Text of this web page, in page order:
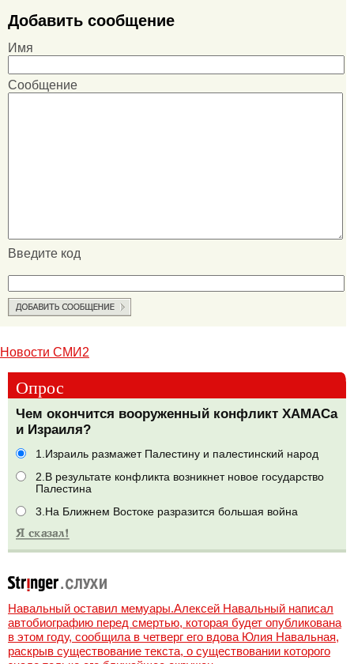
Добавить сообщение
Имя
Сообщение
Введите код
Новости СМИ2
Опрос
Чем окончится вооруженный конфликт ХАМАСа
и Израиля?
1.Израиль размажет Палестину и палестинский народ
2.В результате конфликта возникнет новое государство
Палестина
3.На Ближнем Востоке разразится большая война
Навальный оставил мемуары.Алексей Навальный написал
автобиографию перед смертью, которая будет опубликована
в этом году, сообщила в четверг его вдова Юлия Навальная,
раскрыв существование текста, о существовании которого